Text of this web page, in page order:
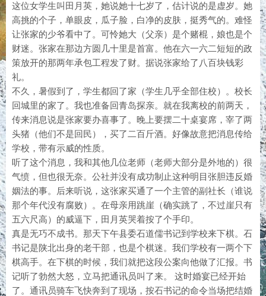
这位女学生叫田月英，她说她十七岁了，估计说的是虚岁。她
高挑的个子，单眼皮，瓜子脸，白净的皮肤，挺秀气的。难怪
让张家的少爷看中了。可怜她大（父亲）是个赌棍，娘也是个
财迷。张家在那边方圆几十里是首富。他在六一六二短短的政
策放开的那两年承包工程发了财。据说张家给了八百块钱彩
礼。
不久，暑假到了，学生都回了家（学生几乎全部住校）。校长
回城里的家了。我也准备回青岛探亲。就在我离校的前两天，
传来消息说是张家要办喜事了。晚上要摆二十桌宴席，宰了两
头猪（他们不是回民），买了二百斤酒。好像故意把消息传给
学校，带有示威的性质。
听了这个消息，我和其他几位老师（老师大部分是外地的）很
气愤，但也很无奈。公社并没有成功制止这种明目张胆违反婚
姻法的事。后来听说，这张家买通了一个主管的副社长（谁说
那个年代没有腐败）。在母亲用跳崖（确实跳了，不过崖只有
五六尺高）的威逼下，田月英哭着按了个手印。
真是无巧不成书。那天下午县委石道儒书记到学校来下棋。石
书记是陕北出身的老干部，也是个棋迷。我们学校有一两个下
棋高手。在下棋的时候，我们就把这段公案向他做了汇报。书
记听了勃然大怒，立马把通讯员叫了来。 这时婚宴已经开始
了。通讯员骑车飞快奔到了现场，按石书记的命令当场把结婚